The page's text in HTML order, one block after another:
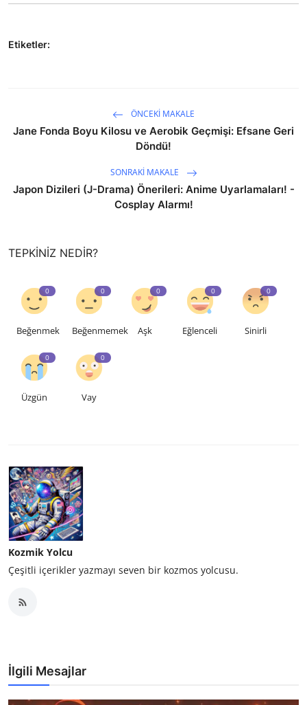
Etiketler:
ÖNCEKI MAKALE
Jane Fonda Boyu Kilosu ve Aerobik Geçmişi: Efsane Geri
Döndü!
SONRAKI MAKALE
Japon Dizileri (J-Drama) Önerileri: Anime Uyarlamaları! -
Cosplay Alarmı!
TEPKINIZ NEDIR?
0
Beğenmek
0
Beğenmemek
0
Aşk
0
Eğlenceli
0
Sinirli
0
Üzgün
0
Vay
Kozmik Yolcu
Çeşitli içerikler yazmayı seven bir kozmos yolcusu.
İlgili Mesajlar